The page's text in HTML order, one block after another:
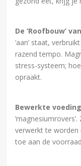
De ‘Roofbouw’
‘aan’ staat,
razend tempo.
stress-systeem;
opraakt.
Bewerkte
verwerkt te worden
toe aan de